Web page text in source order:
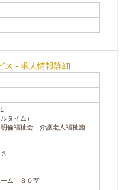
ス - 求人情報詳細
タイム）
倫福祉会 介護老人福祉施
ーム ８０室